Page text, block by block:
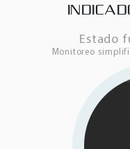
Estado
Monitoreo